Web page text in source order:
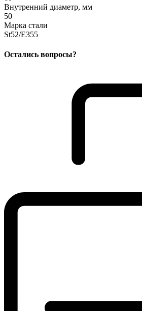
Внутренний диаметр, мм
50
Марка стали
St52/E355
Остались вопросы?